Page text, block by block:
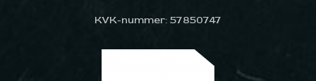
KVK-nummer: 57850747